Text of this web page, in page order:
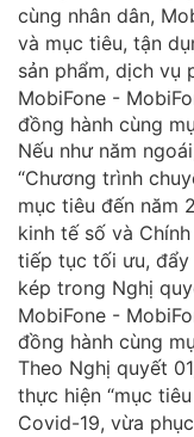
cùng nhân dân,
và mục tiêu, tận
sản phẩm, dịch vụ
Nếu như năm
“Chương trình
mục tiêu đến năm
kinh tế số và
tiếp tục tối ưu, đẩy
kép trong Nghị
Theo Nghị quyết
thực hiện “mục
Covid-19, vừa